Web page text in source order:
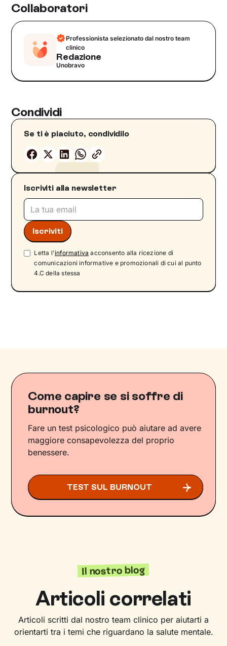
Collaboratori
Professionista selezionato dal nostro team
clinico
Redazione
Unobravo
Condividi
Se ti è piaciuto, condividilo
Iscriviti alla newsletter
Letta l'informativa acconsento alla ricezione di
comunicazioni informative e promozionali di cui al punto
4.C della stessa
Come capire se si soffre di
burnout?
Fare un test psicologico può aiutare ad avere
maggiore consapevolezza del proprio
benessere.
TEST SUL BURNOUT
Il nostro blog
Articoli correlati
Articoli scritti dal nostro team clinico per aiutarti a
orientarti tra i temi che riguardano la salute mentale.